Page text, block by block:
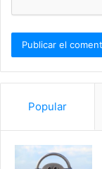
Popular